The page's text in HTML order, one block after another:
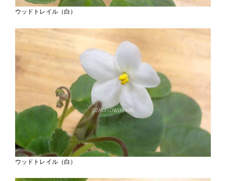
ウッドトレイル（白）
ウッドトレイル（白）